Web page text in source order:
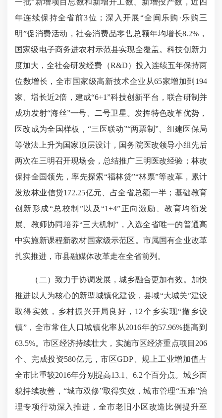
一批”新增项目总数和新增开工数、新增投产数，近四
年连续保持全省前3位；深入开展“全闽乐购·乐购三
明”促消费活动，社会消费品零售总额年均增长8.2%，
国家级电子商务进农村示范县实现全覆盖。科技创新力
度加大，全社会研发经费（R&D）投入连续五年保持两
位数增长，全市国家级高新技术企业从65家增加到194
家、增长近2倍，建成“6+1”科技创新平台，联合研制并
成功发射“海丝”一号、二号卫星。发挥特色改革优势，
医改成为全国样板，“三医联动”“两票制”、组建医保局
等做法上升为国家顶层设计，国务院医改领导小组先后
两次在三明召开现场会，总结推广三明医改经验；林改
保持全国领先，率先探索“福林贷”“林票”等改革，累计
发放林业信贷172.25亿元、占全省总额一半；基础教育
创新形成“总校制”以及“1+4”正向激励、教育均衡发
展、教师协同培养“三大机制”，入选全省唯一的普通高
中实施新课程新教材国家级示范区。市属国有企业改革
扎实推进，市县融媒体改革走在全省前列。
（二）致力于协调发展，城乡融合更加有效。加快
推进以人为核心的新型城镇化建设，县域“大城关”建设
取得实效，乡村振兴开局良好，12个乡实现“撤乡设
镇”，全市常住人口城镇化率从2016年的57.96%提高到
63.5%。市区经济持续壮大，实施市区经济重点项目206
个、完成投资580亿元，市区GDP、规上工业增加值占
全市比重较2016年分别提高13.1、6.2个百分点。城乡面
貌持续改善，“城市双修”取得实效，城市管理“五难”治
理专项行动深入推进，全市老旧小区改造比例提升至